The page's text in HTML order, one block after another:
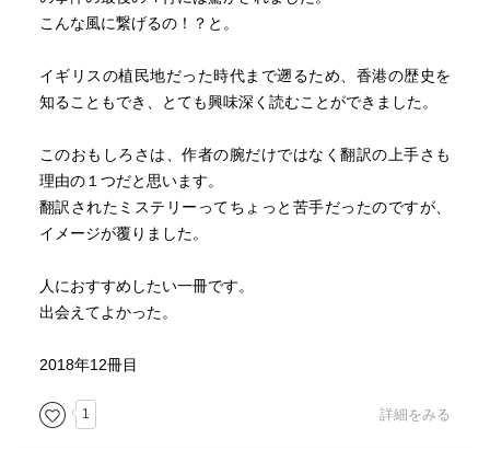
こんな風に繋げるの！？と。
イギリスの植民地だった時代まで遡るため、香港の歴史を
知ることもでき、とても興味深く読むことができました。
このおもしろさは、作者の腕だけではなく翻訳の上手さも
理由の１つだと思います。
翻訳されたミステリーってちょっと苦手だったのですが、
イメージが覆りました。
人におすすめしたい一冊です。
出会えてよかった。
2018年12冊目
1 詳細をみる